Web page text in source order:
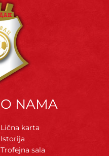
O NAMA
Lična karta
Istorija
Trofejna sala